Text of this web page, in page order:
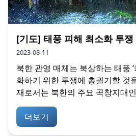
[기도] 태풍 피해 최소화 투쟁
2023-08-11
북한 관영 매체는 북상하는 태풍
화하기 위한 투쟁에 총궐기할 것
재로서는 북한의 주요 곡창지대
더보기